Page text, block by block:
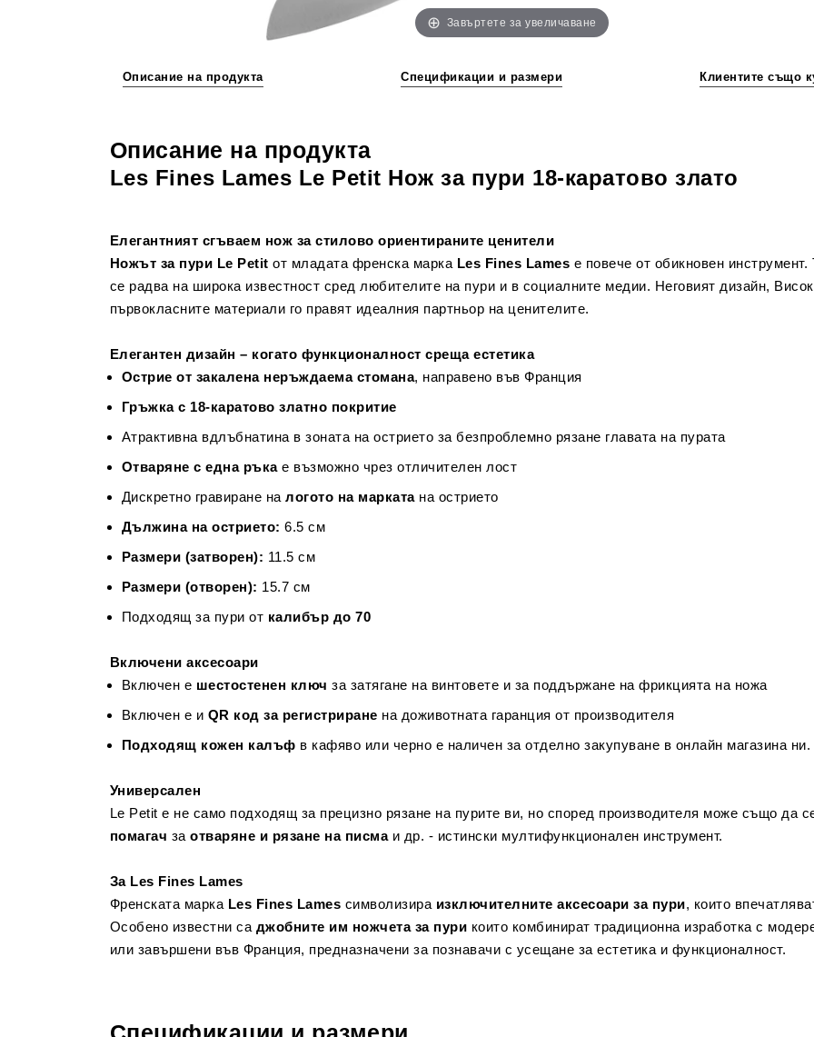
Завъртете за увеличаване
Описание на продукта Спецификации и размери Клиентите също
Описание на продукта
Les Fines Lames Le Petit Нож за пури 18-каратово злато
Елегантният сгъваем нож за стилово ориентираните ценители
Ножът за пури Le Petit от младата френска марка Les Fines Lames е повече от обикновен
се радва на широка известност сред любителите на пури и в социалните медии. Неговият дизайн,
първокласните материали го правят идеалния партньор на ценителите.
Елегантен дизайн – когато функционалност среща естетика
Острие от закалена неръждаема стомана, направено във Франция
Гръжка с 18-каратово златно покритие
Атрактивна вдлъбнатина в зоната на острието за безпроблемно рязане главата на пурата
Отваряне с една ръкае възможно чрез отличителен лост
Дискретно гравиране налогото на маркатана острието
Дължина на острието: 6.5 см
Размери (затворен): 11.5 см
Размери (отворен): 15.7 см
Подходящ за пури от калибър до 70
Включени аксесоари
Включен е шестостенен ключ за затягане на винтовете и за поддържане на фрикцията на ножа
Включен е и QR код за регистриране на доживотната гаранция от производителя
Подходящ кожен калъф в кафяво или черно е наличен за отделно закупуване в онлайн магазина ни.
Универсален
Le Petit е не само подходящ за прецизно рязане на пурите ви, но според производителя може също да
помагач заотваряне и рязане на писмаи др. - истински мултифункционален инструмент.
За Les Fines Lames
Френската марка Les Fines Lames символизира изключителните аксесоари за пури, които
Особено известни са джобните им ножчета за пури които комбинират традиционна изработка с
или завършени във Франция, предназначени за познавачи с усещане за естетика и функционалност.